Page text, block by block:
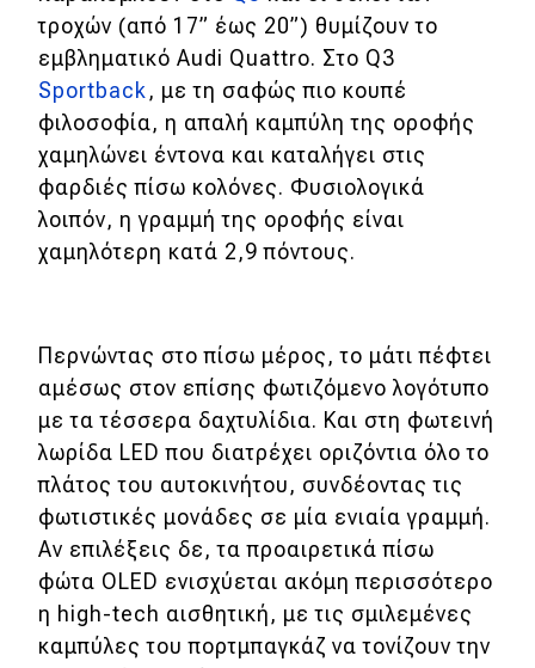
τροχών (από 17” έως 20”) θυμίζουν το
εμβληματικό Audi Quattro. Στο Q3
Sportback, με τη σαφώς πιο κουπέ
φιλοσοφία, η απαλή καμπύλη της οροφής
χαμηλώνει έντονα και καταλήγει στις
φαρδιές πίσω κολόνες. Φυσιολογικά
λοιπόν, η γραμμή της οροφής είναι
χαμηλότερη κατά 2,9 πόντους.
Περνώντας στο πίσω μέρος, το μάτι πέφτει
αμέσως στον επίσης φωτιζόμενο λογότυπο
με τα τέσσερα δαχτυλίδια. Και στη φωτεινή
λωρίδα LED που διατρέχει οριζόντια όλο το
πλάτος του αυτοκινήτου, συνδέοντας τις
φωτιστικές μονάδες σε μία ενιαία γραμμή.
Αν επιλέξεις δε, τα προαιρετικά πίσω
φώτα OLED ενισχύεται ακόμη περισσότερο
η high-tech αισθητική, με τις σμιλεμένες
καμπύλες του πορτμπαγκάζ να τονίζουν την